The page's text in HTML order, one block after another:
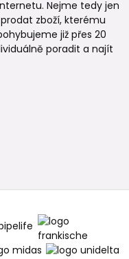
Nejme tedy jen
zboží, kterému
již přes 20
poradit a najít